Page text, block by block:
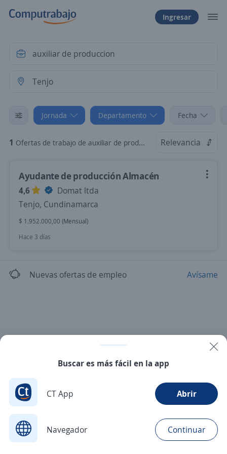
Ingresar
Jornada Departamento Fecha
1 Ofertas de trabajo de auxiliar de produccion en Tenjo, Cundinamarca: Por Horas Relevancia
Ayudante de producción Almacén
4,6
Domat ltda
Tenjo, Cundinamarca
$ 1.952.000,00 (Mensual)
Hace 3 días
Nuevas ofertas de empleo Avísame
Buscar es más fácil en la app
CT App Abrir
Navegador Continuar